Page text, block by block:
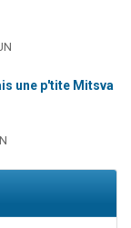
une p'tite Mitsva